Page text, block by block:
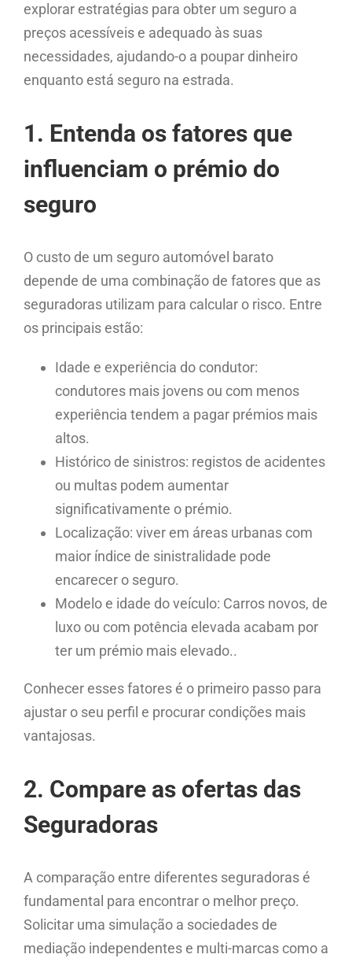
explorar estratégias para obter um seguro a
preços acessíveis e adequado às suas
necessidades, ajudando-o a poupar dinheiro
enquanto está seguro na estrada.
1. Entenda os fatores que
influenciam o prémio do
seguro
O custo de um seguro automóvel barato
depende de uma combinação de fatores que as
seguradoras utilizam para calcular o risco. Entre
os principais estão:
Idade e experiência do condutor:
condutores mais jovens ou com menos
experiência tendem a pagar prémios mais
altos.
Histórico de sinistros: registos de acidentes
ou multas podem aumentar
significativamente o prémio.
Localização: viver em áreas urbanas com
maior índice de sinistralidade pode
encarecer o seguro.
Modelo e idade do veículo: Carros novos, de
luxo ou com potência elevada acabam por
ter um prémio mais elevado..
Conhecer esses fatores é o primeiro passo para
ajustar o seu perfil e procurar condições mais
vantajosas.
2. Compare as ofertas das
Seguradoras
A comparação entre diferentes seguradoras é
fundamental para encontrar o melhor preço.
Solicitar uma simulação a sociedades de
mediação independentes e multi-marcas como a